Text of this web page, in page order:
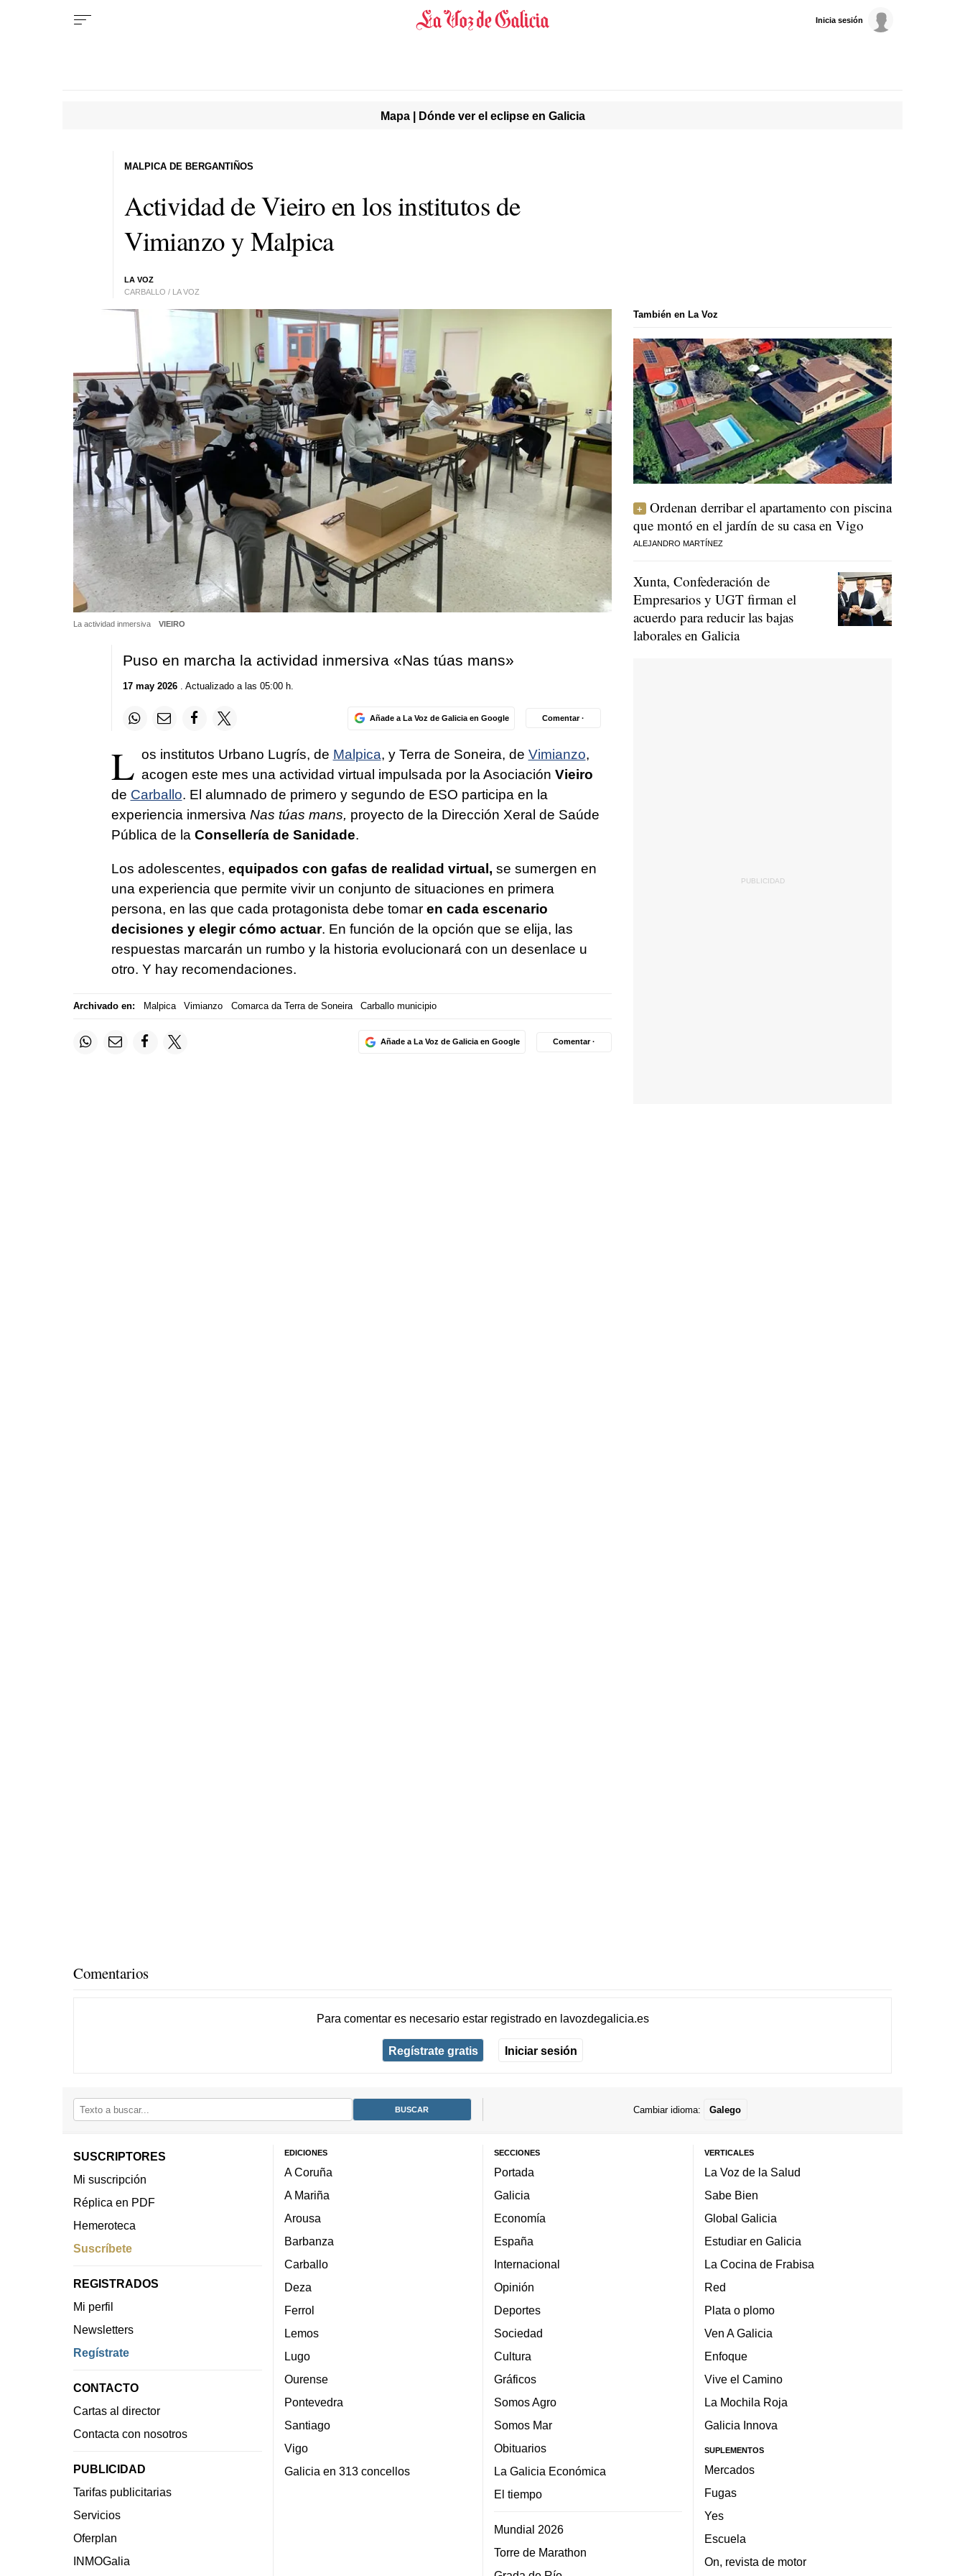
Inicia sesión
Mapa | Dónde ver el eclipse en Galicia
Actividad de Vieiro en los institutos de
Vimianzo y Malpica
LA VOZ
CARBALLO / LA VOZ
MALPICA DE BERGANTIÑOS
La actividad inmersiva VIEIRO
Puso en marcha la actividad inmersiva «Nas túas mans»
17 may 2026. Actualizado a las 05:00 h.
Añade a La Voz de Galicia en Google Comentar ·
L os institutos Urbano Lugrís, de Malpica, y Terra de Soneira, de Vimianzo,
acogen este mes una actividad virtual impulsada por la Asociación Vieiro
de Carballo. El alumnado de primero y segundo de ESO participa en la
experiencia inmersiva Nas túas mans, proyecto de la Dirección Xeral de Saúde
Pública de la Consellería de Sanidade.
Los adolescentes, equipados con gafas de realidad virtual, se sumergen en
una experiencia que permite vivir un conjunto de situaciones en primera
persona, en las que cada protagonista debe tomaren cada escenario
decisiones y elegir cómo actuar. En función de la opción que se elija, las
respuestas marcarán un rumbo y la historia evolucionará con un desenlace u
otro. Y hay recomendaciones.
Archivado en: Malpica Vimianzo Comarca da Terra de Soneira Carballo municipio
Añade a La Voz de Galicia en Google Comentar ·
También en La Voz
Ordenan derribar el apartamento con piscina
que montó en el jardín de su casa en Vigo
ALEJANDRO MARTÍNEZ
Xunta, Confederación de
Empresarios y UGT firman el
acuerdo para reducir las bajas
laborales en Galicia
Comentarios
Para comentar es necesario estar registradoen lavozdegalicia.es
Regístrate gratis Iniciar sesión
Cambiar idioma: Galego
SUSCRIPTORES
Mi suscripción
Réplica en PDF
Hemeroteca
Suscríbete
REGISTRADOS
Mi perfil
Newsletters
Regístrate
CONTACTO
Cartas al director
Contacta con nosotros
PUBLICIDAD
Tarifas publicitarias
Servicios
Oferplan
INMOGalia
EDICIONES
A Coruña
A Mariña
Arousa
Barbanza
Carballo
Deza
Ferrol
Lemos
Lugo
Ourense
Pontevedra
Santiago
Vigo
Galicia en 313 concellos
SECCIONES
Portada
Galicia
Economía
España
Internacional
Opinión
Deportes
Sociedad
Cultura
Gráficos
Somos Agro
Somos Mar
Obituarios
La Galicia Económica
El tiempo
Mundial 2026
Torre de Marathon
VERTICALES
La Voz de la Salud
Sabe Bien
Global Galicia
Estudiar en Galicia
La Cocina de Frabisa
Red
Plata o plomo
Ven A Galicia
Enfoque
Vive el Camino
La Mochila Roja
Galicia Innova
SUPLEMENTOS
Mercados
Fugas
Yes
Escuela
On, revista de motor